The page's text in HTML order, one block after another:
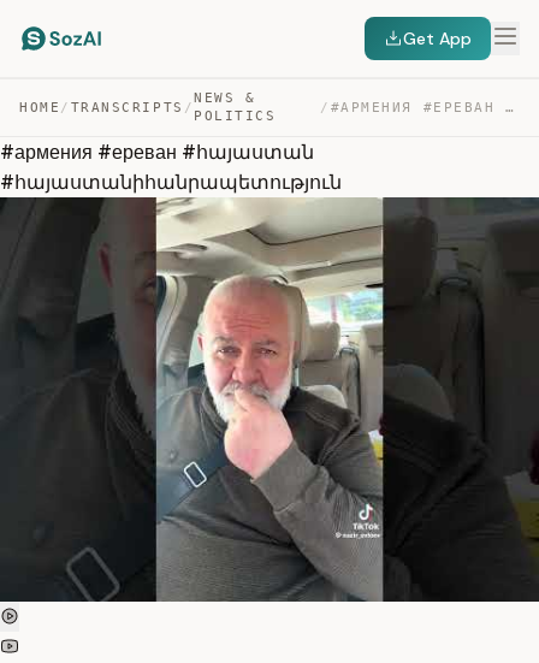
Get App
HOME / TRANSCRIPTS /
NEWS &
POLITICS
/ #АРМЕНИЯ #ЕРЕВАН #ՀԱՅԱՍՏԱՆ #ՀԱՅԱՍՏԱՆԻՀԱՆՐԱՊԵՏՈՒԹՅՈՒՆ — TRANSCRIPT
#армения #ереван #հայաստան
#հայաստանիհանրապետություն